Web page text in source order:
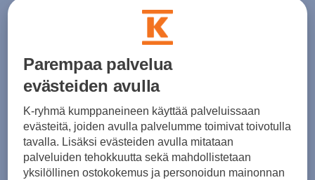
Suosittuja Colourwear tuotteita
1 / 0
Colourwear kokotaulukko kengät
Parempaa palvelua
evästeiden avulla
K-ryhmä kumppaneineen käyttää palveluissaan
evästeitä, joiden avulla palvelumme toimivat toivotulla
tavalla. Lisäksi evästeiden avulla mitataan
palveluiden tehokkuutta sekä mahdollistetaan
yksilöllinen ostokokemus ja personoidun mainonnan